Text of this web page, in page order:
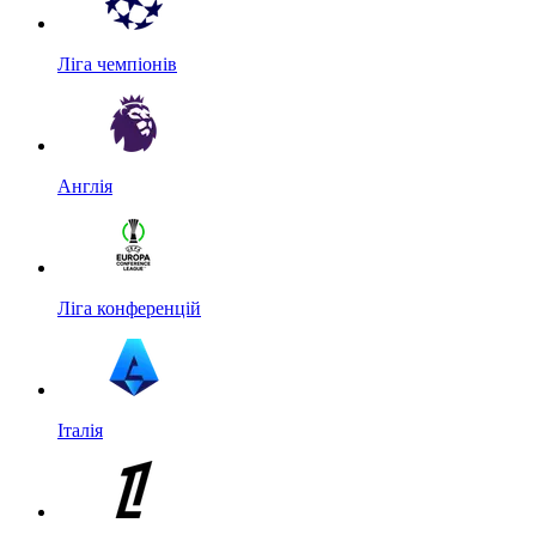
Ліга чемпіонів
Англія
Ліга конференцій
Італія